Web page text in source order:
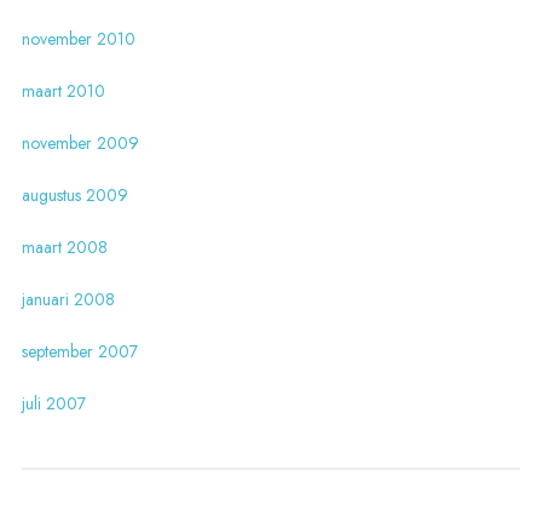
november 2010
maart 2010
november 2009
augustus 2009
maart 2008
januari 2008
september 2007
juli 2007